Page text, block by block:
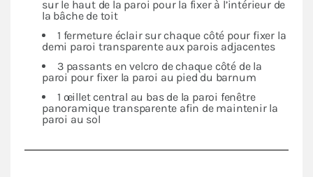
sur le haut de la paroi pour la fixer à l’intérieur de
la bâche de toit
1 fermeture éclair sur chaque côté pour fixer la
demi paroi transparente aux parois adjacentes
3 passants en velcro de chaque côté de la
paroi pour fixer la paroi au pied du barnum
1 œillet central au bas de la paroi fenêtre
panoramique transparente afin de maintenir la
paroi au sol